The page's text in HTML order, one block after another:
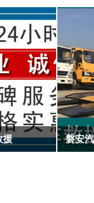
龙港附近的汽车救援,龙港汽车救援